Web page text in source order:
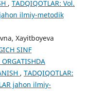
, TADQIQOTLAR: Vol.
jahon ilmiy-metodik
Xayitboyeva
SINF
, TADQIQOTLAR:
jahon ilmiy-